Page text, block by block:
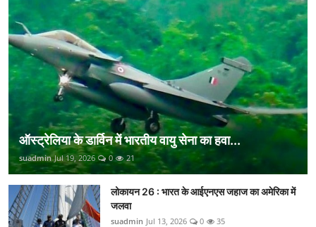
ऑस्ट्रेलिया के डार्विन में भारतीय वायु सेना का हवा...
suadmin Jul 19, 2026 0 21
लोकायन 26 : भारत के आईएनएस जहाज का अमेरिका में
जलवा
suadmin Jul 13, 2026 0 35